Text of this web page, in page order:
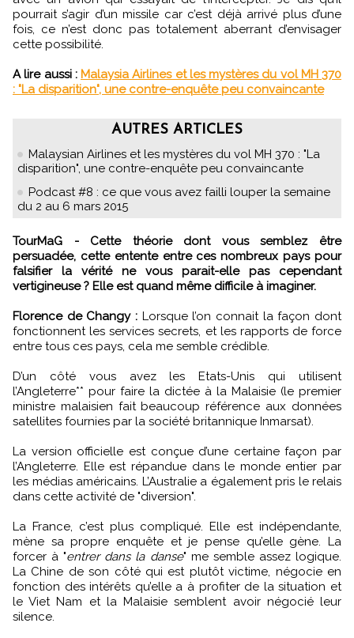
pourrait s’agir d’un missile car c’est déjà arrivé plus d’une
fois, ce n’est donc pas totalement aberrant d’envisager
cette possibilité.
A lire aussi : Malaysia Airlines et les mystères du vol MH 370
: "La disparition", une contre-enquête peu convaincante
AUTRES ARTICLES
Malaysian Airlines et les mystères du vol MH 370 : "La
disparition", une contre-enquête peu convaincante
Podcast #8 : ce que vous avez failli louper la semaine
du 2 au 6 mars 2015
TourMaG - Cette théorie dont vous semblez être
persuadée, cette entente entre ces nombreux pays pour
falsifier la vérité ne vous parait-elle pas cependant
vertigineuse ? Elle est quand même difficile à imaginer.
Florence de Changy : Lorsque l’on connait la façon dont
fonctionnent les services secrets, et les rapports de force
entre tous ces pays, cela me semble crédible.
D’un côté vous avez les Etats-Unis qui utilisent
l’Angleterre** pour faire la dictée à la Malaisie (le premier
ministre malaisien fait beaucoup référence aux données
satellites fournies par la société britannique Inmarsat).
La version officielle est conçue d’une certaine façon par
l’Angleterre. Elle est répandue dans le monde entier par
les médias américains. L’Australie a également pris le relais
dans cette activité de "diversion".
La France, c’est plus compliqué. Elle est indépendante,
mène sa propre enquête et je pense qu’elle gène. La
forcer à "entrer dans la danse" me semble assez logique.
La Chine de son côté qui est plutôt victime, négocie en
fonction des intérêts qu’elle a à profiter de la situation et
le Viet Nam et la Malaisie semblent avoir négocié leur
silence.